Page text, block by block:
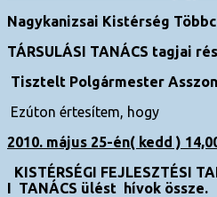
Nagykanizsai Kistérség
TÁRSULÁSI TANÁCS tagjai
Tisztelt Polgármester
Ezúton értesítem, hogy
2010. május 25-én( kedd )
KISTÉRSÉGI FEJLESZTÉSI
I TANÁCS ülést hívok össze.